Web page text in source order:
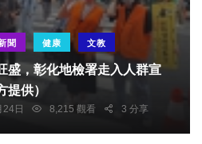
聞 健康 文教
盛，彰化地檢署走入人群宣
供）
24日 8,215 觀看 3 分享
聞 健康 文教
與人倫長老教會攜手深入信